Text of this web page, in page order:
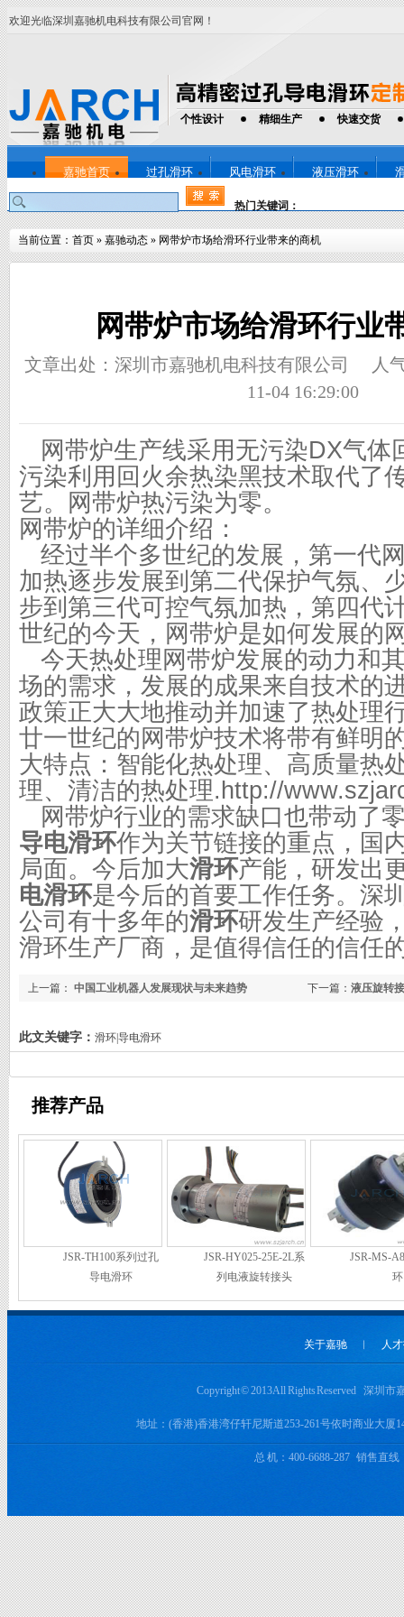
欢迎光临深圳嘉驰机电科技有限公司官网！
个性设计 精细生产 快速交货
嘉驰首页 过孔滑环 风电滑环 液压滑环
热门关键词：
当前位置： 首页 » 嘉驰动态 » 网带炉市场给滑环行业带来的商机
网带炉市场给滑环行业
文章出处：深圳市嘉驰机电科技有限公司
人
11-04 16:29:00
网带炉生产线采用无污染DX气体
污染利用回火余热染黑技术取代了
艺。网带炉热污染为零。
网带炉的详细介绍：
经过半个多世纪的发展，第一代
加热逐步发展到第二代保护气氛、
步到第三代可控气氛加热，第四代
世纪的今天，网带炉是如何发展的
今天热处理网带炉发展的动力和
场的需求，发展的成果来自技术的
政策正大大地推动并加速了热处理
廿一世纪的网带炉技术将带有鲜明
大特点：智能化热处理、高质量热
理、清洁的热处理. http://
网带炉行业的需求缺口也带动了
导电滑环作为关节链接的重点，国
局面。今后加大滑环产能，研发出
电滑环是今后的首要工作任务。深
公司有十多年的滑环研发生产经验
滑环生产厂商，是值得信任的信任
下一篇： 液压旋转
上一篇： 中国工业机器人发展现状与未来趋势
此文关键字： 滑环|导电滑环
推荐产品
JSR-TH100系列过孔
导电滑环
JSR-HY025-25E-2L系
列电液旋转接头
JSR-MS-
环
关于嘉驰 ︱ 人
Copyright © 2013 All Rights Reserved 深圳
地址：(香港)香港湾仔轩尼斯道253-261号依时商业大
总 机：400-6688-287 销售直线